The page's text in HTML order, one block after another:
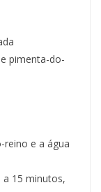
pimenta-do-
reino e a água
a 15 minutos,